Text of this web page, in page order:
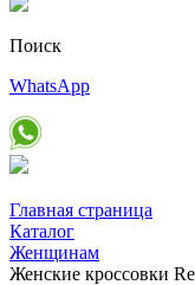
Поиск
WhatsApp
Главная страница
Каталог
Женщинам
Женские кроссовки